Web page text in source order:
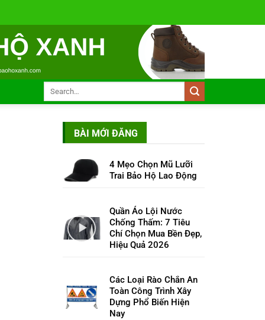
BÀI MỚI ĐĂNG
4 Mẹo Chọn Mũ Lưỡi
Trai Bảo Hộ Lao Động
Quần Áo Lội Nước
Chống Thấm: 7 Tiêu
Chí Chọn Mua Bền Đẹp,
Hiệu Quả 2026
Các Loại Rào Chắn An
Toàn Công Trình Xây
Dựng Phổ Biến Hiện
Nay